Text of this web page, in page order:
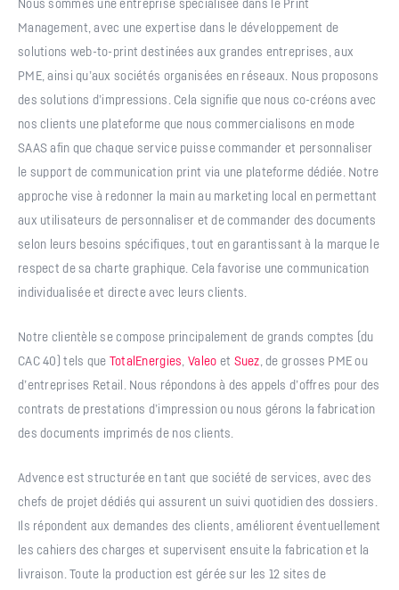
Management, avec une expertise dans le développement de
solutions web-to-print destinées aux grandes entreprises, aux
PME, ainsi qu’aux sociétés organisées en réseaux. Nous proposons
des solutions d’impressions. Cela signifie que nous co-créons avec
nos clients une plateforme que nous commercialisons en mode
SAAS afin que chaque service puisse commander et personnaliser
le support de communication print via une plateforme dédiée. Notre
approche vise à redonner la main au marketing local en permettant
aux utilisateurs de personnaliser et de commander des documents
selon leurs besoins spécifiques, tout en garantissant à la marque le
respect de sa charte graphique. Cela favorise une communication
individualisée et directe avec leurs clients.
Notre clientèle se compose principalement de grands comptes (du
CAC 40) tels que TotalEnergies Valeo et Suez , de grosses PME ou
d’entreprises Retail. Nous répondons à des appels d’offres pour des
contrats de prestations d’impression ou nous gérons la fabrication
des documents imprimés de nos clients.
Advence est structurée en tant que société de services, avec des
chefs de projet dédiés qui assurent un suivi quotidien des dossiers.
Ils répondent aux demandes des clients, améliorent éventuellement
les cahiers des charges et supervisent ensuite la fabrication et la
livraison. Toute la production est gérée sur les 12 sites de